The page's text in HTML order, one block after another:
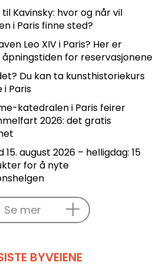
Kavinsky: hvor og når vil
i Paris finne sted?
Leo XIV i Paris? Her er
for reservasjonene
Du kan ta kunsthistoriekurs
i Paris
katedralen i Paris feirer
2026: det gratis
august 2026 – helligdag: 15
for å nyte
Se mer
BYVEIENE